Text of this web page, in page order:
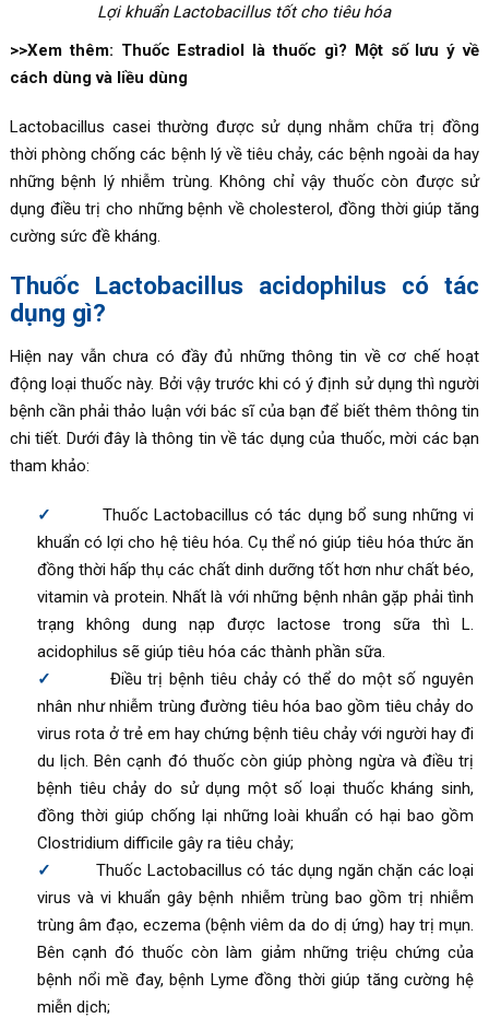
Lợi khuẩn Lactobacillus tốt cho tiêu hóa
>>Xem thêm: Thuốc Estradiol là thuốc gì? Một số lưu ý về
cách dùng và liều dùng
Lactobacillus casei thường được sử dụng nhằm chữa trị đồng
thời phòng chống các bệnh lý về tiêu chảy, các bệnh ngoài da hay
những bệnh lý nhiễm trùng. Không chỉ vậy thuốc còn được sử
dụng điều trị cho những bệnh về cholesterol, đồng thời giúp tăng
cường sức đề kháng.
Thuốc Lactobacillus acidophilus có tác
dụng gì?
Hiện nay vẫn chưa có đầy đủ những thông tin về cơ chế hoạt
động loại thuốc này. Bởi vậy trước khi có ý định sử dụng thì người
bệnh cần phải thảo luận với bác sĩ của bạn để biết thêm thông tin
chi tiết. Dưới đây là thông tin về tác dụng của thuốc, mời các bạn
tham khảo:
Thuốc Lactobacillus có tác dụng bổ sung những vi
khuẩn có lợi cho hệ tiêu hóa. Cụ thể nó giúp tiêu hóa thức ăn
đồng thời hấp thụ các chất dinh dưỡng tốt hơn như chất béo,
vitamin và protein. Nhất là với những bệnh nhân gặp phải tình
trạng không dung nạp được lactose trong sữa thì L.
acidophilus sẽ giúp tiêu hóa các thành phần sữa.
Điều trị bệnh tiêu chảy có thể do một số nguyên
nhân như nhiễm trùng đường tiêu hóa bao gồm tiêu chảy do
virus rota ở trẻ em hay chứng bệnh tiêu chảy với người hay đi
du lịch. Bên cạnh đó thuốc còn giúp phòng ngừa và điều trị
bệnh tiêu chảy do sử dụng một số loại thuốc kháng sinh,
đồng thời giúp chống lại những loài khuẩn có hại bao gồm
Clostridium difficile gây ra tiêu chảy;
Thuốc Lactobacillus có tác dụng ngăn chặn các loại
virus và vi khuẩn gây bệnh nhiễm trùng bao gồm trị nhiễm
trùng âm đạo, eczema (bệnh viêm da do dị ứng) hay trị mụn.
Bên cạnh đó thuốc còn làm giảm những triệu chứng của
bệnh nổi mề đay, bệnh Lyme đồng thời giúp tăng cường hệ
miễn dịch;